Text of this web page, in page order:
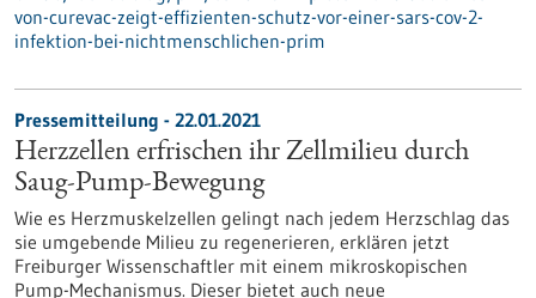
von-curevac-zeigt-effizienten-schutz-vor-einer-sars-cov-2-
infektion-bei-nichtmenschlichen-prim
Pressemitteilung - 22.01.2021
Herzzellen erfrischen ihr Zellmilieu durch
Saug-Pump-Bewegung
Wie es Herzmuskelzellen gelingt nach jedem Herzschlag das
sie umgebende Milieu zu regenerieren, erklären jetzt
Freiburger Wissenschaftler mit einem mikroskopischen
Pump-Mechanismus. Dieser bietet auch neue